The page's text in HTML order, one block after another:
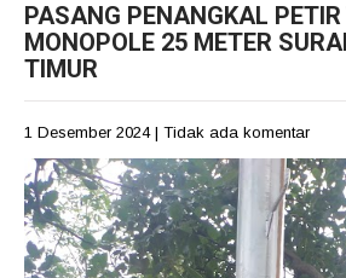
PASANG PENANGKAL
MONOPOLE 25 METER
TIMUR
1 Desember 2024 | Tidak ada komentar